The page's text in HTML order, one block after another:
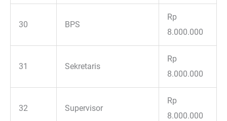
30 BPS
Rp
8.000.000
31 Sekretaris
Rp
8.000.000
32 Supervisor
Rp
8.000.000